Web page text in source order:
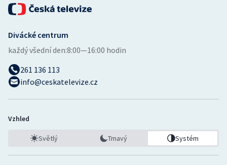
Divácké centrum
každý všední den:8:00—16:00 hodin
261 136 113
info@ceskatelevize.cz
Vzhled
Světlý Tmavý Systém